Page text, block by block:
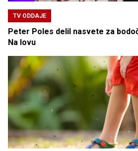
TV ODDAJE
Peter Poles delil nasvete za
Na lovu